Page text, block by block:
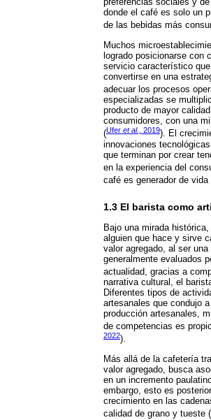
donde el café es solo un
de las bebidas más
Muchos
logrado posicionarse con
servicio característico
convertirse en una
adecuar los procesos
especializadas se
producto de mayor
consumidores, con una
(Ufer et al., 2019). El
innovaciones
que terminan por crear
en la experiencia del
café es generador de
1.3 El barista como
Bajo una mirada
alguien que hace y sirve
valor agregado, al ser
generalmente evaluados
actualidad, gracias a
narrativa cultural, el
Diferentes tipos de
artesanales que condujo
producción artesanales,
de competencias es
2022).
Más allá de la cafetería
valor agregado, busca
en un incremento
embargo, esto es
crecimiento en las
calidad de grano y tueste (